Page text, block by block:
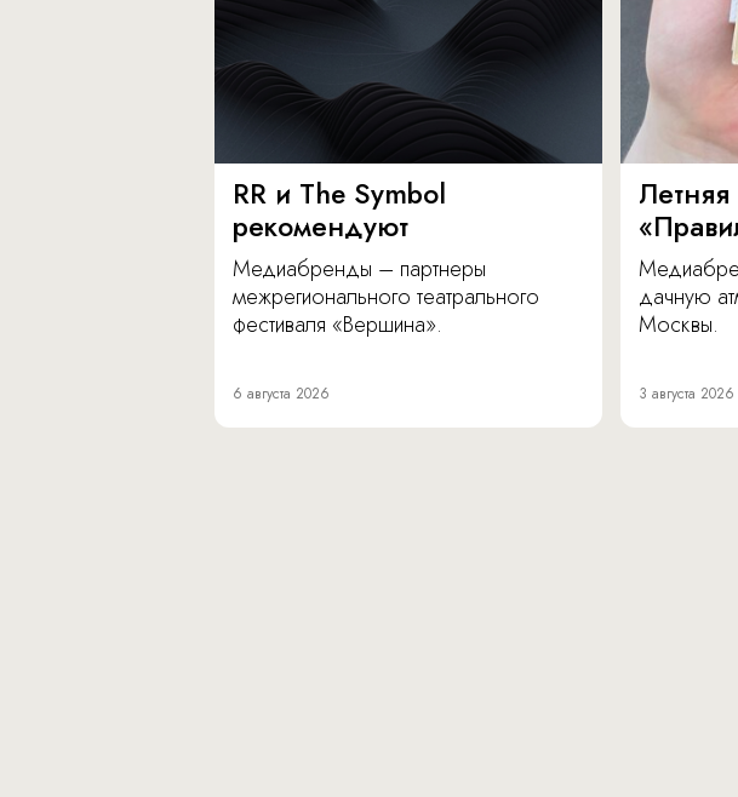
RR и The Symbol
рекомендуют
Медиабренды – партнеры
межрегионального театрального
фестиваля «Вершина».
6 августа 2026
дачную
Москвы.
3 августа 2026